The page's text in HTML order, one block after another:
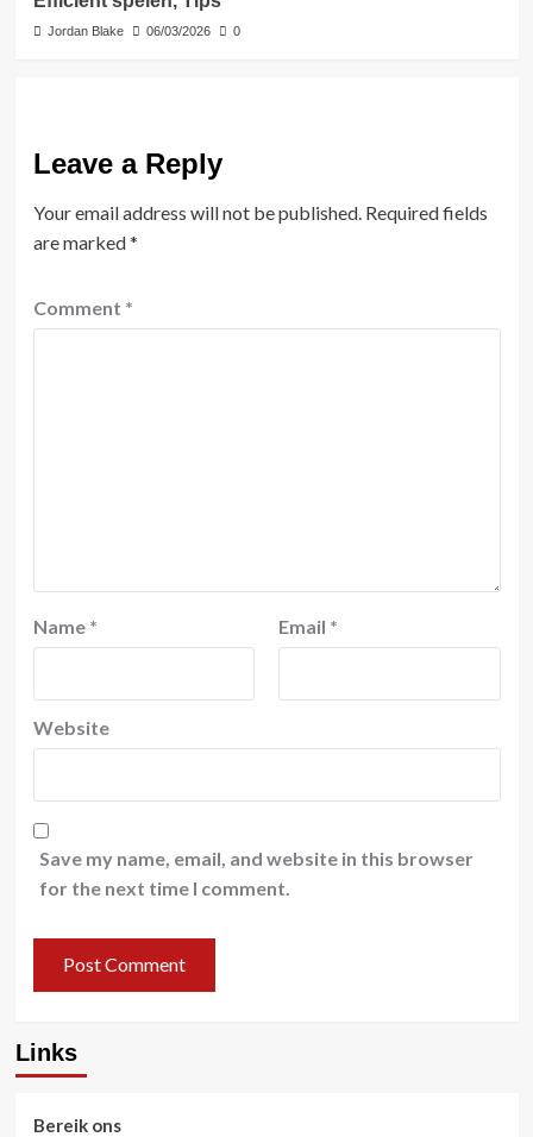
Jordan Blake 06/03/2026 0
Leave a Reply
Your email address will not be published. Required fields
are marked*
Comment *
Name * Email *
Website
Save my name, email, and website in this browser
for the next time I comment.
Links
Bereik ons